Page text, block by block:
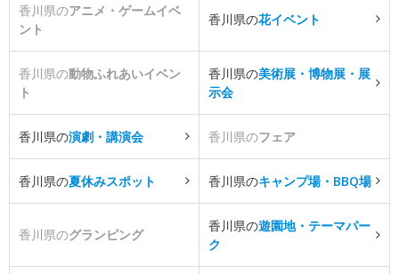
香川県のアニメ・ゲームイベ
ント
香川県の花イベント
香川県の動物ふれあいイベン
ト
香川県の美術展・博物展・展
示会
香川県の演劇・講演会 香川県のフェア
香川県の夏休みスポット 香川県のキャンプ場・BBQ場
香川県のグランピング
香川県の遊園地・テーマパー
ク